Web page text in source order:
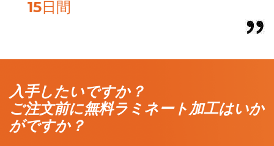
15日間
入手したいですか？
ご注文前に無料ラミネート加工はいか
がですか？